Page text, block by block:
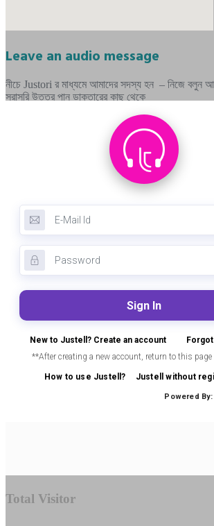
Leave an audio message
নীচে Justori র মাধ্যমে আমাদের সদস্য হন – নিজে বলুন
সরাসরি উত্তর পান ডাক্তারের কাছ থেকে
Total Visitor